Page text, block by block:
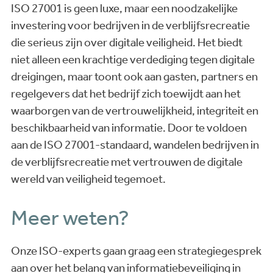
ISO 27001 is geen luxe, maar een noodzakelijke
investering voor bedrijven in de verblijfsrecreatie
die serieus zijn over digitale veiligheid. Het biedt
niet alleen een krachtige verdediging tegen digitale
dreigingen, maar toont ook aan gasten, partners en
regelgevers dat het bedrijf zich toewijdt aan het
waarborgen van de vertrouwelijkheid, integriteit en
beschikbaarheid van informatie. Door te voldoen
aan de ISO 27001-standaard, wandelen bedrijven in
de verblijfsrecreatie met vertrouwen de digitale
wereld van veiligheid tegemoet.
Meer weten?
Onze ISO-experts gaan graag een strategiegesprek
aan over het belang van informatiebeveiliging in